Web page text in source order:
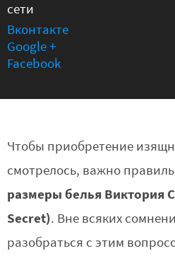
сети
Вконтакте
Google +
Facebook
Чтобы приобретение
смотрелось, важно
размеры белья Виктория
Secret). Вне всяких
разобраться с этим